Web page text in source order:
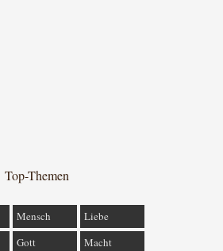
Top-Themen
Mensch
Liebe
Gott Macht